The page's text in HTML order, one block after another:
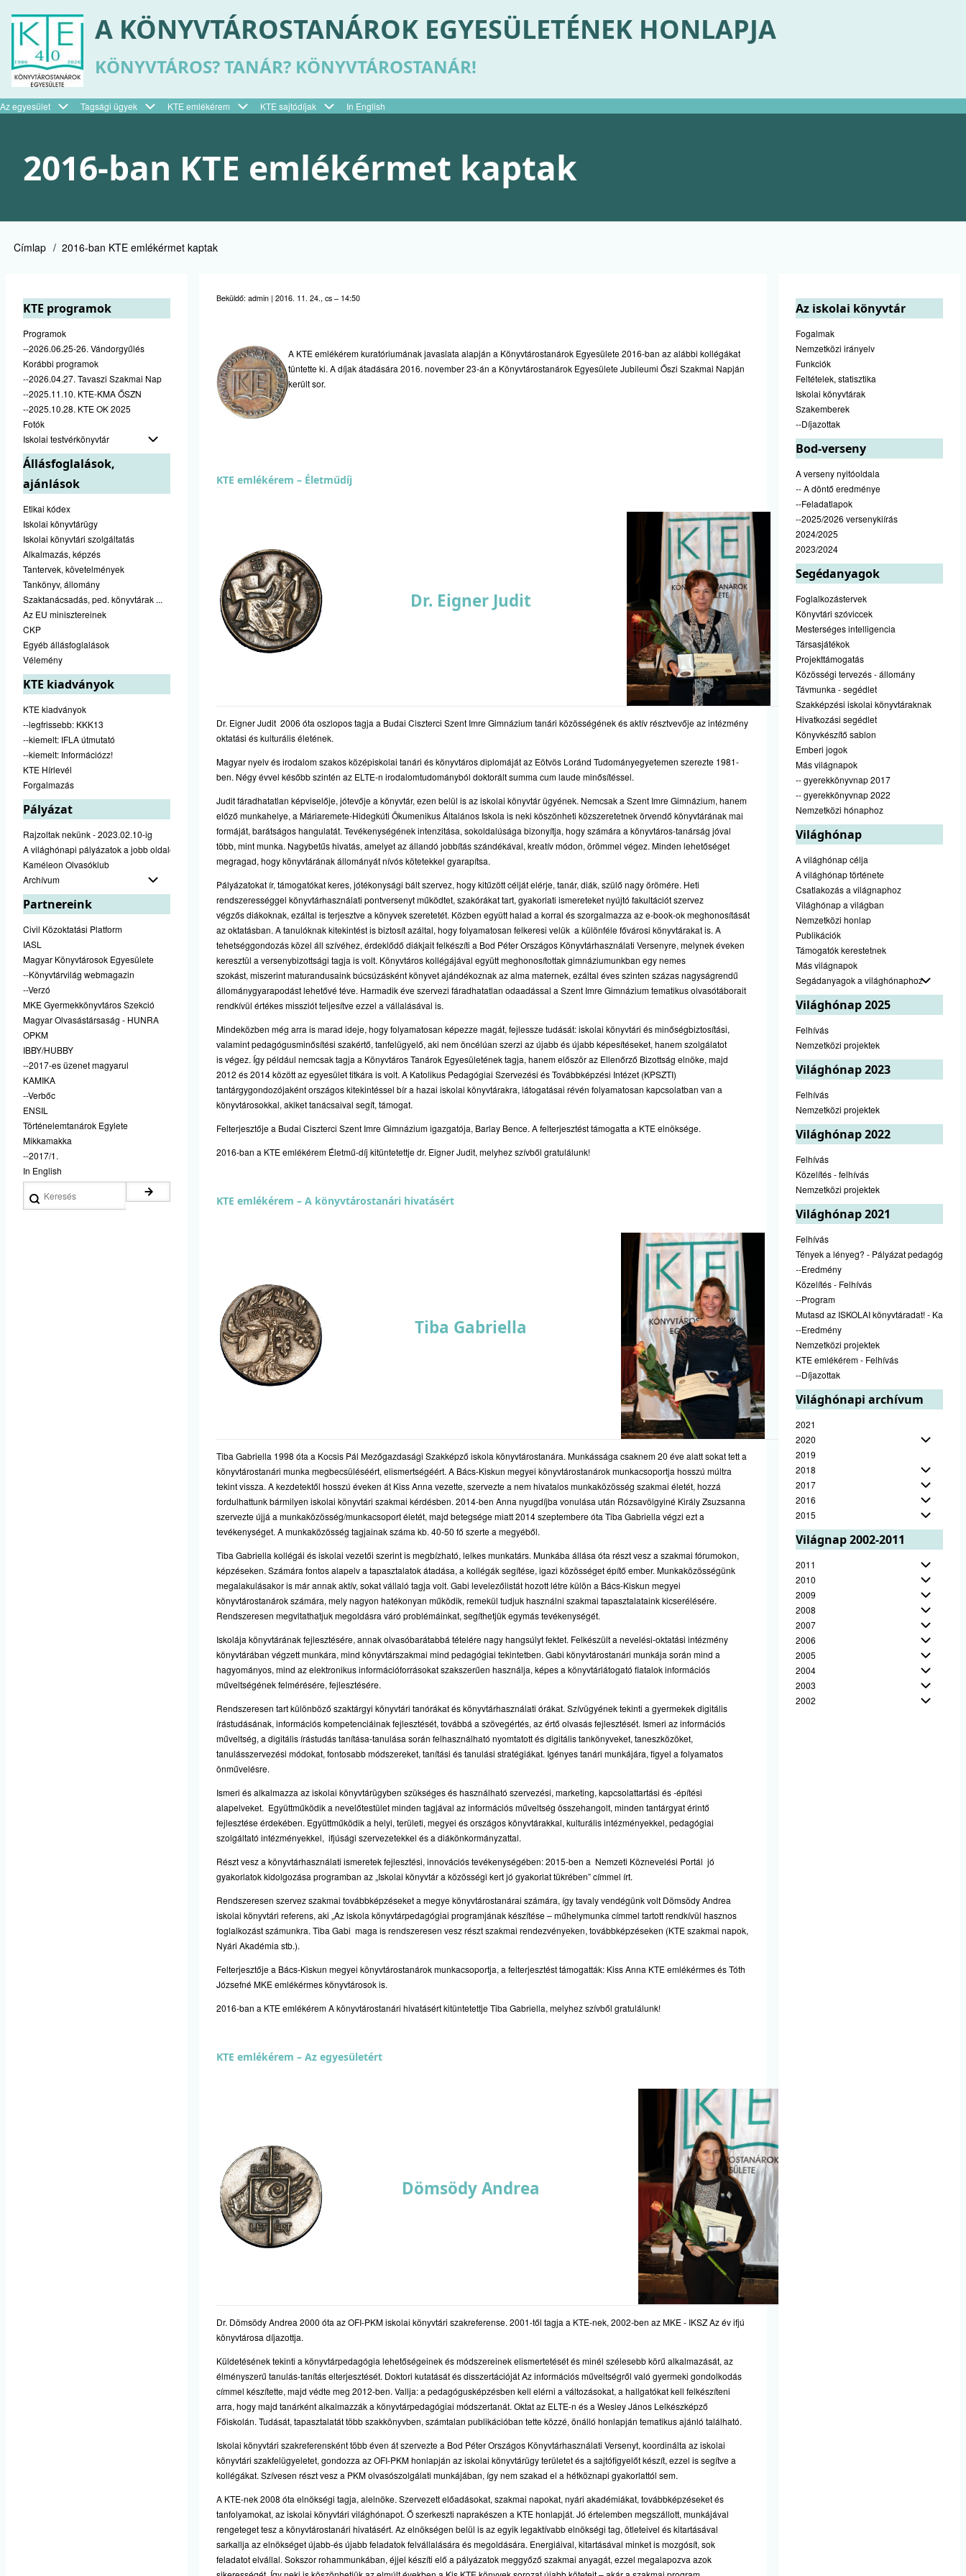
tartalomra
A KÖNYVTÁROSTANÁROK EGYESÜLETÉNEK HONLAPJA
KÖNYVTÁROS? TANÁR? KÖNYVTÁROSTANÁR!
Felső
Az egyesület Tagsági ügyek KTE emlékérem KTE sajtódíjak In English
2016-ban KTE emlékérmet kaptak
Morzsa
Címlap 2016-ban KTE emlékérmet kaptak
KTE programok
Programok
--2026.06.25-26. Vándorgyűlés
Korábbi programok
--2026.04.27. Tavaszi Szakmai Nap
--2025.11.10. KTE-KMA ŐSZN
--2025.10.28. KTE OK 2025
Fotók
Iskolai testvérkönyvtár
Állásfoglalások,
ajánlások
Etikai kódex
Iskolai könyvtárügy
Iskolai könyvtári szolgáltatás
Alkalmazás, képzés
Tantervek, követelmények
Tankönyv, állomány
Szaktanácsadás, ped. könyvtárak ...
Az EU minisztereinek
CKP
Egyéb állásfoglalások
Vélemény
KTE kiadványok
KTE kiadványok
--legfrissebb: KKK13
--kiemelt: IFLA útmutató
--kiemelt: Információzz!
KTE Hírlevél
Forgalmazás
Pályázat
Rajzoltak nekünk - 2023.02.10-ig
A világhónapi pályázatok a jobb oldalon találhatók
Kaméleon Olvasóklub
Archívum
Partnereink
Civil Közoktatási Platform
IASL
Magyar Könyvtárosok Egyesülete
--Könyvtárvilág webmagazin
--Verzó
MKE Gyermekkönyvtáros Szekció
Magyar Olvasástársaság - HUNRA
OPKM
IBBY/HUBBY
--2017-es üzenet magyarul
KAMIKA
--Verbőc
ENSIL
Történelemtanárok Egylete
Mikkamakka
--2017/1.
In English
Beküldő: admin| 2016. 11. 24., cs – 14:50
A KTE emlékérem kuratóriumának javaslata alapján a Könyvtárostanárok Egyesülete 2016-ban az alábbi kollégákat
tüntette ki. A díjak átadására 2016. november 23-án a Könyvtárostanárok Egyesülete Jubileumi Őszi Szakmai Napján
került sor.
KTE emlékérem – Életműdíj
Dr. Eigner Judit
Dr. Eigner Judit 2006 óta oszlopos tagja a Budai Ciszterci Szent Imre Gimnázium tanári közösségének és aktív résztvevője az intézmény
oktatási és kulturális életének.
Magyar nyelv és irodalom szakos középiskolai tanári és könyvtáros diplomáját az Eötvös Loránd Tudományegyetemen szerezte 1981-
ben. Négy évvel később szintén az ELTE-n irodalomtudományból doktorált summa cum laude minősítéssel.
Judit fáradhatatlan képviselője, jótevője a könyvtár, ezen belül is az iskolai könyvtár ügyének. Nemcsak a Szent Imre Gimnázium, hanem
előző munkahelye, a Máriaremete-Hidegkúti Ökumenikus Általános Iskola is neki köszönheti közszeretetnek örvendő könyvtárának mai
formáját, barátságos hangulatát. Tevékenységének intenzitása, sokoldalúsága bizonyítja, hogy számára a könyvtáros-tanárság jóval
több, mint munka. Nagybetűs hivatás, amelyet az állandó jobbítás szándékával, kreatív módon, örömmel végez. Minden lehetőséget
megragad, hogy könyvtárának állományát nívós kötetekkel gyarapítsa.
Pályázatokat ír, támogatókat keres, jótékonysági bált szervez, hogy kitűzött célját elérje, tanár, diák, szülő nagy örömére. Heti
rendszerességgel könyvtárhasználati pontversenyt működtet, szakórákat tart, gyakorlati ismereteket nyújtó fakultációt szervez
végzős diákoknak, ezáltal is terjesztve a könyvek szeretetét. Közben együtt halad a korral és szorgalmazza az e-book-ok meghonosítását
az oktatásban. A tanulóknak kitekintést is biztosít azáltal, hogy folyamatosan felkeresi velük a különféle fővárosi könyvtárakat is. A
tehetséggondozás közel áll szívéhez, érdeklődő diákjait felkészíti a Bod Péter Országos Könyvtárhasználati Versenyre, melynek éveken
keresztül a versenybizottsági tagja is volt. Könyvtáros kollégájával együtt meghonosítottak gimnáziumunkban egy nemes
szokást, miszerint maturandusaink búcsúzásként könyvet ajándékoznak az alma maternek, ezáltal éves szinten százas nagyságrendű
állománygyarapodást lehetővé téve. Harmadik éve szervezi fáradhatatlan odaadással a Szent Imre Gimnázium tematikus olvasótáborait
rendkívül értékes missziót teljesítve ezzel a vállalásával is.
Mindeközben még arra is marad ideje, hogy folyamatosan képezze magát, fejlessze tudását: iskolai könyvtári és minőségbiztosítási,
valamint pedagógusminősítési szakértő, tanfelügyelő, aki nem öncélúan szerzi az újabb és újabb képesítéseket, hanem szolgálatot
is végez. Így például nemcsak tagja a Könyvtáros Tanárok Egyesületének tagja, hanem először az Ellenőrző Bizottság elnöke, majd
2012 és 2014 között az egyesület titkára is volt. A Katolikus Pedagógiai Szervezési és Továbbképzési Intézet (KPSZTI)
tantárgygondozójaként országos kitekintéssel bír a hazai iskolai könyvtárakra, látogatásai révén folyamatosan kapcsolatban van a
könyvtárosokkal, akiket tanácsaival segít, támogat.
Felterjesztője a Budai Ciszterci Szent Imre Gimnázium igazgatója, Barlay Bence. A felterjesztést támogatta a KTE elnöksége.
2016-ban a KTE emlékérem Életmű-díj kitüntetettje dr. Eigner Judit, melyhez szívből gratulálunk!
KTE emlékérem – A könyvtárostanári hivatásért
Tiba Gabriella
Tiba Gabriella 1998 óta a Kocsis Pál Mezőgazdasági Szakképző iskola könyvtárostanára. Munkássága csaknem 20 éve alatt sokat tett a
könyvtárostanári munka megbecsüléséért, elismertségéért. A Bács-Kiskun megyei könyvtárostanárok munkacsoportja hosszú múltra
tekint vissza. A kezdetektől hosszú éveken át Kiss Anna vezette, szervezte a nem hivatalos munkaközösség szakmai életét, hozzá
fordulhattunk bármilyen iskolai könyvtári szakmai kérdésben. 2014-ben Anna nyugdíjba vonulása után Rózsavölgyiné Király Zsuzsanna
szervezte újjá a munkaközösség/munkacsoport életét, majd betegsége miatt 2014 szeptembere óta Tiba Gabriella végzi ezt a
tevékenységet. A munkaközösség tagjainak száma kb. 40-50 fő szerte a megyéből.
Tiba Gabriella kollégái és iskolai vezetői szerint is megbízható, lelkes munkatárs. Munkába állása óta részt vesz a szakmai fórumokon,
képzéseken. Számára fontos alapelv a tapasztalatok átadása, a kollégák segítése, igazi közösséget építő ember. Munkaközösségünk
megalakulásakor is már annak aktív, sokat vállaló tagja volt. Gabi levelezőlistát hozott létre külön a Bács-Kiskun megyei
könyvtárostanárok számára, mely nagyon hatékonyan működik, remekül tudjuk használni szakmai tapasztalataink kicserélésére.
Rendszeresen megvitathatjuk megoldásra váró problémáinkat, segíthetjük egymás tevékenységét.
Iskolája könyvtárának fejlesztésére, annak olvasóbarátabbá tételére nagy hangsúlyt fektet. Felkészült a nevelési-oktatási intézmény
könyvtárában végzett munkára, mind könyvtárszakmai mind pedagógiai tekintetben. Gabi könyvtárostanári munkája során mind a
hagyományos, mind az elektronikus információforrásokat szakszerűen használja, képes a könyvtárlátogató fiatalok információs
műveltségének felmérésére, fejlesztésére.
Rendszeresen tart különböző szaktárgyi könyvtári tanórákat és könyvtárhasználati órákat. Szívügyének tekinti a gyermekek digitális
írástudásának, információs kompetenciáinak fejlesztését, továbbá a szövegértés, az értő olvasás fejlesztését. Ismeri az információs
műveltség, a digitális írástudás tanítása-tanulása során felhasználható nyomtatott és digitális tankönyveket, taneszközöket,
tanulásszervezési módokat, fontosabb módszereket, tanítási és tanulási stratégiákat. Igényes tanári munkájára, figyel a folyamatos
önművelésre.
Ismeri és alkalmazza az iskolai könyvtárügyben szükséges és használható szervezési, marketing, kapcsolattartási és -építési
alapelveket. Együttműködik a nevelőtestület minden tagjával az információs műveltség összehangolt, minden tantárgyat érintő
fejlesztése érdekében. Együttműködik a helyi, területi, megyei és országos könyvtárakkal, kulturális intézményekkel, pedagógiai
szolgáltató intézményekkel, ifjúsági szervezetekkel és a diákönkormányzattal.
Részt vesz a könyvtárhasználati ismeretek fejlesztési, innovációs tevékenységében: 2015-ben a Nemzeti Köznevelési Portál jó
gyakorlatok kidolgozása programban az „Iskolai könyvtár a közösségi kert jó gyakorlat tükrében” címmel írt.
Rendszeresen szervez szakmai továbbképzéseket a megye könyvtárostanárai számára, így tavaly vendégünk volt Dömsödy Andrea
iskolai könyvtári referens, aki „Az iskola könyvtárpedagógiai programjának készítése – műhelymunka címmel tartott rendkívül hasznos
foglalkozást számunkra. Tiba Gabi maga is rendszeresen vesz részt szakmai rendezvényeken, továbbképzéseken (KTE szakmai napok,
Nyári Akadémia stb.).
Felterjesztője a Bács-Kiskun megyei könyvtárostanárok munkacsoportja, a felterjesztést támogatták: Kiss Anna KTE emlékérmes és Tóth
Józsefné MKE emlékérmes könyvtárosok is.
2016-ban a KTE emlékérem A könyvtárostanári hivatásért kitüntetettje Tiba Gabriella, melyhez szívből gratulálunk!
KTE emlékérem – Az egyesületért
Dömsödy Andrea
Dr. Dömsödy Andrea 2000 óta az OFI-PKM iskolai könyvtári szakreferense. 2001-től tagja a KTE-nek, 2002-ben az MKE - IKSZ Az év ifjú
könyvtárosa díjazottja.
Küldetésének tekinti a könyvtárpedagógia lehetőségeinek és módszereinek elismertetését és minél szélesebb körű alkalmazását, az
élményszerű tanulás-tanítás elterjesztését. Doktori kutatását és disszertációját Az információs műveltségről való gyermeki gondolkodás
címmel készítette, majd védte meg 2012-ben. Vallja: a pedagógusképzésben kell elérni a változásokat, a hallgatókat kell felkészíteni
arra, hogy majd tanárként alkalmazzák a könyvtárpedagógiai módszertanát. Oktat az ELTE-n és a Wesley János Lelkészképző
Főiskolán. Tudását, tapasztalatát több szakkönyvben, számtalan publikációban tette közzé, önálló honlapján tematikus ajánló található.
Iskolai könyvtári szakreferensként több éven át szervezte a Bod Péter Országos Könyvtárhasználati Versenyt, koordinálta az iskolai
könyvtári szakfelügyeletet, gondozza az OFI-PKM honlapján az iskolai könyvtárügy területet és a sajtófigyelőt készít, ezzel is segítve a
kollégákat. Szívesen részt vesz a PKM olvasószolgálati munkájában, így nem szakad el a hétköznapi gyakorlattól sem.
A KTE-nek 2008 óta elnökségi tagja, alelnöke. Szervezett előadásokat, szakmai napokat, nyári akadémiákat, továbbképzéseket és
tanfolyamokat, az iskolai könyvtári világhónapot. Ő szerkeszti naprakészen a KTE honlapját. Jó értelemben megszállott, munkájával
rengeteget tesz a könyvtárostanári hivatásért. Az elnökségen belül is az egyik legaktívabb elnökségi tag, ötleteivel és kitartásával
sarkallja az elnökséget újabb-és újabb feladatok felvállalására és megoldására. Energiáival, kitartásával minket is mozgósít, sok
feladatot elvállal. Sokszor rohammunkában, éjjel készíti elő a pályázatok meggyőző szakmai anyagát, ezzel megalapozva azok
Az iskolai könyvtár
Fogalmak
Nemzetközi irányelv
Funkciók
Feltételek, statisztika
Iskolai könyvtárak
Szakemberek
--Díjazottak
Bod-verseny
A verseny nyitóoldala
-- A döntő eredménye
--Feladatlapok
--2025/2026 versenykiírás
2024/2025
2023/2024
Segédanyagok
Foglalkozástervek
Könyvtári szóviccek
Mesterséges intelligencia
Társasjátékok
Projekttámogatás
Közösségi tervezés - állomány
Távmunka - segédlet
Szakképzési iskolai könyvtáraknak
Hivatkozási segédlet
Könyvkészítő sablon
Emberi jogok
Más világnapok
-- gyerekkönyvnap 2017
-- gyerekkönyvnap 2022
Nemzetközi hónaphoz
Világhónap
A világhónap célja
A világhónap története
Csatlakozás a világnaphoz
Világhónap a világban
Nemzetközi honlap
Publikációk
Támogatók kerestetnek
Más világnapok
Segádanyagok a világhónaphoz
Világhónap 2025
Felhívás
Nemzetközi projektek
Világhónap 2023
Felhívás
Nemzetközi projektek
Világhónap 2022
Felhívás
Közelítés - felhívás
Nemzetközi projektek
Világhónap 2021
Felhívás
Tények a lényeg? - Pályázat
--Eredmény
Közelítés - Felhívás
--Program
Mutasd az ISKOLAI könyvtáradat! -
--Eredmény
Nemzetközi projektek
KTE emlékérem - Felhívás
--Díjazottak
Világhónapi archívum
2021
2020
2019
2018
2017
2016
2015
Világnap 2002-2011
2011
2010
2009
2008
2007
2006
2005
2004
2003
2002